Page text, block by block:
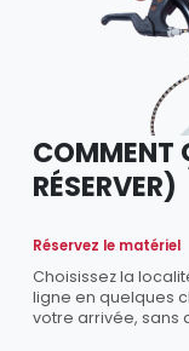
COMMENT
RÉSERVER)
Réservez le matériel
Choisissez la
ligne en quelques
votre arrivée, sans